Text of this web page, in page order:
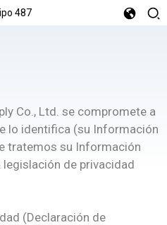
Co., Ltd. se compromete a
lo identifica (su Información
tratemos su Información
de privacidad
(Declaración de